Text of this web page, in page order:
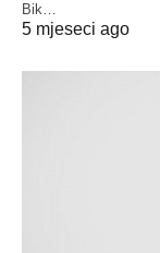
Bik…
5 mjeseci ago